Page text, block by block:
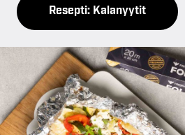
Resepti: Kalanyytit